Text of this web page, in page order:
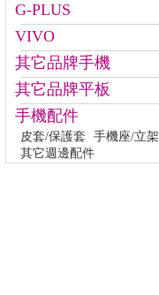
G-PLUS
VIVO
其它品牌手機
其它品牌平板
手機配件
皮套/保護套
手機座/立架
其它週邊配件